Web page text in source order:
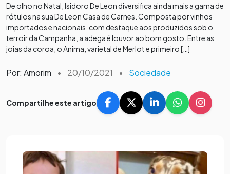
De olho no Natal, Isidoro De Leon diversifica ainda mais a gama de
rótulos na sua De Leon Casa de Carnes. Composta por vinhos
importados e nacionais, com destaque aos produzidos sob o
terroir da Campanha, a adega é louvor ao bom gosto. Entre as
joias da coroa, o Anima, varietal de Merlot e primeiro […]
Por: Amorim • 20/10/2021 • Sociedade
Compartilhe este artigo